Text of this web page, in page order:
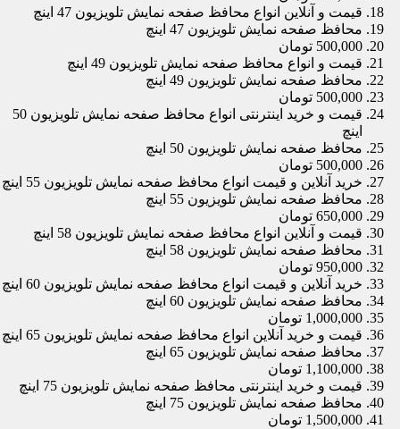
قیمت و آنلاین انواع محافظ صفحه نمایش تلویزیون 47 اینچ
محافظ صفحه نمایش تلویزیون 47 اینچ
500,000 تومان
قیمت و انواع محافظ صفحه نمایش تلویزیون 49 اینچ
محافظ صفحه نمایش تلویزیون 49 اینچ
500,000 تومان
قیمت و خرید اینترنتی انواع محافظ صفحه نمایش تلویزیون 50
اینچ
محافظ صفحه نمایش تلویزیون 50 اینچ
500,000 تومان
خرید آنلاین و قیمت انواع محافظ صفحه نمایش تلویزیون 55 اینچ
محافظ صفحه نمایش تلویزیون 55 اینچ
650,000 تومان
قیمت و آنلاین انواع محافظ صفحه نمایش تلویزیون 58 اینچ
محافظ صفحه نمایش تلویزیون 58 اینچ
950,000 تومان
خرید آنلاین و قیمت انواع محافظ صفحه نمایش تلویزیون 60 اینچ
محافظ صفحه نمایش تلویزیون 60 اینچ
1,000,000 تومان
قیمت و خرید آنلاین انواع محافظ صفحه نمایش تلویزیون 65 اینچ
محافظ صفحه نمایش تلویزیون 65 اینچ
1,100,000 تومان
قیمت و خرید اینترنتی محافظ صفحه نمایش تلویزیون 75 اینچ
محافظ صفحه نمایش تلویزیون 75 اینچ
1,500,000 تومان